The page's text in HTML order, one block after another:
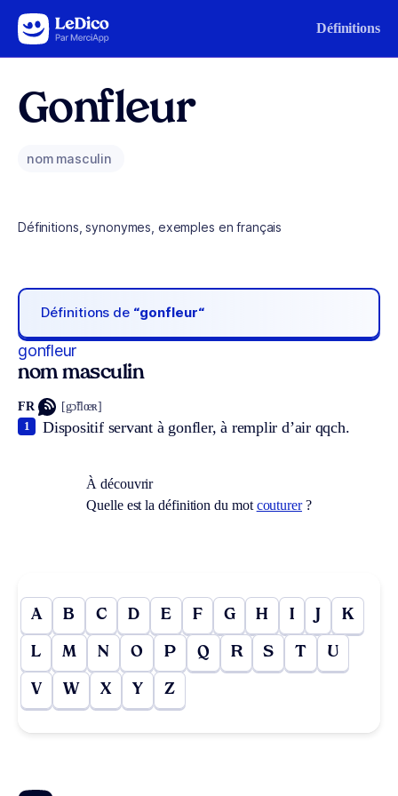
Aller au contenu Définitions
Gonfleur
nom masculin
Définitions, synonymes, exemples en français
Définitions de “gonfleur“
gonfleur
nom masculin
FR [gɔ̃flœʀ]
Dispositif servant à gonfler, à remplir d’air qqch.
1
À découvrir
Quelle est la définition du mot couturer?
A B C D E F G H I J K
L M N O P Q R S T U
V W X Y Z